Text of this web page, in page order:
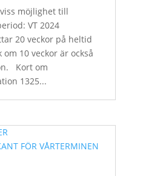
möjlighet till
VT 2024
20 veckor på heltid
10 veckor är också
Kort om
1325...